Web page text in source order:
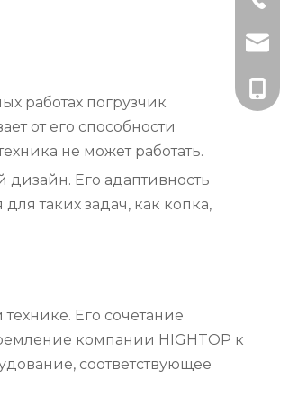
работах погрузчик
от его способности
не может работать.
дизайн. Его адаптивность
таких задач, как копка,
Его сочетание
компании HIGHTOP к
соответствующее
+86-